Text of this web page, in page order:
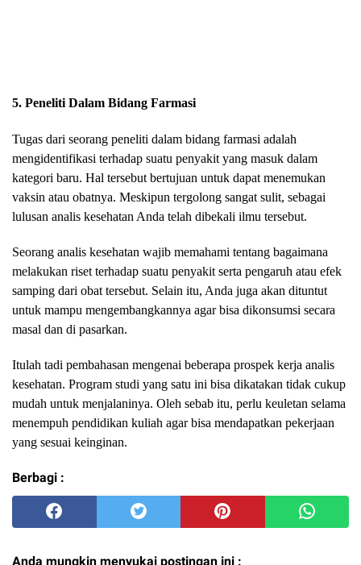
5. Peneliti Dalam Bidang Farmasi
Tugas dari seorang peneliti dalam bidang farmasi adalah
mengidentifikasi terhadap suatu penyakit yang masuk dalam
kategori baru. Hal tersebut bertujuan untuk dapat menemukan
vaksin atau obatnya. Meskipun tergolong sangat sulit, sebagai
lulusan analis kesehatan Anda telah dibekali ilmu tersebut.
Seorang analis kesehatan wajib memahami tentang bagaimana
melakukan riset terhadap suatu penyakit serta pengaruh atau efek
samping dari obat tersebut. Selain itu, Anda juga akan dituntut
untuk mampu mengembangkannya agar bisa dikonsumsi secara
masal dan di pasarkan.
Itulah tadi pembahasan mengenai beberapa prospek kerja analis
kesehatan. Program studi yang satu ini bisa dikatakan tidak cukup
mudah untuk menjalaninya. Oleh sebab itu, perlu keuletan selama
menempuh pendidikan kuliah agar bisa mendapatkan pekerjaan
yang sesuai keinginan.
Berbagi :
Anda mungkin menyukai postingan ini :